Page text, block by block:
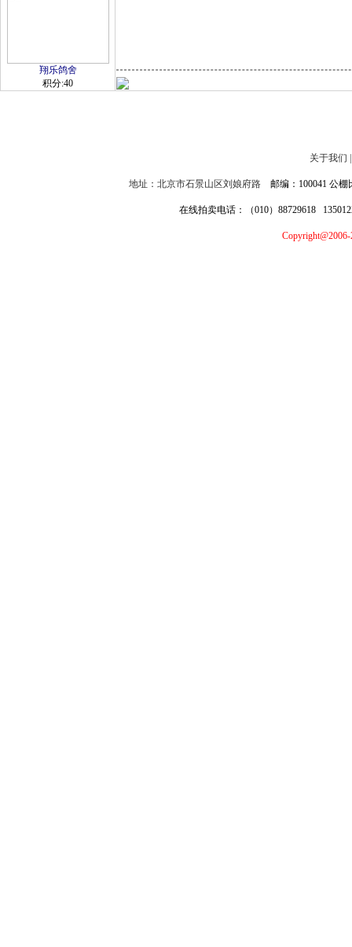
翔乐鸽舍
积分:40
关于我们
地址：北京市石景山区刘娘府路 邮编：100041 公
在线拍卖电话：（010）88729618
Copyright@2006-